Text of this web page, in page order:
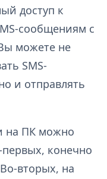
доступ к
сообщениям с
можете не
SMS-
и отправлять
на ПК можно
конечно
вторых, на